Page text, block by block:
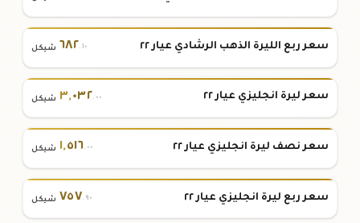
سعر ربع الليرة الذهب الرشادي عيار ٢٢ ٦٨٢.١٠ شيكل
سعر ليرة انجليزي عيار ٢٢ ٣,٠٣٢.٠٠ شيكل
سعر نصف ليرة انجليزي عيار ٢٢ ١,٥١٦.٠٠ شيكل
سعر ربع ليرة انجليزي عيار ٢٢ ٧٥٧.٩٠ شيكل